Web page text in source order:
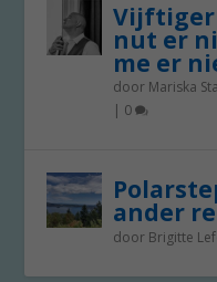
Vijftiger
nut er
me er
door Mariska
| 0
ander
door Brigitte